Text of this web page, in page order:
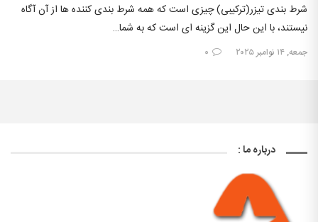
شرط بندی تیزر(ترکیبی) چیزی است که همه شرط بندی کننده ها از آن آگاه
نیستند، با این حال این گزینه ای است که به شما…
جمعه, ۱۴ نوامبر ۲۰۲۵ ۰
درباره ما :